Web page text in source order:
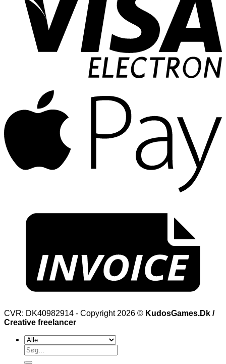
CVR: DK40982914 - Copyright 2026 © KudosGames.Dk /
Creative freelancer
Søg
efter: